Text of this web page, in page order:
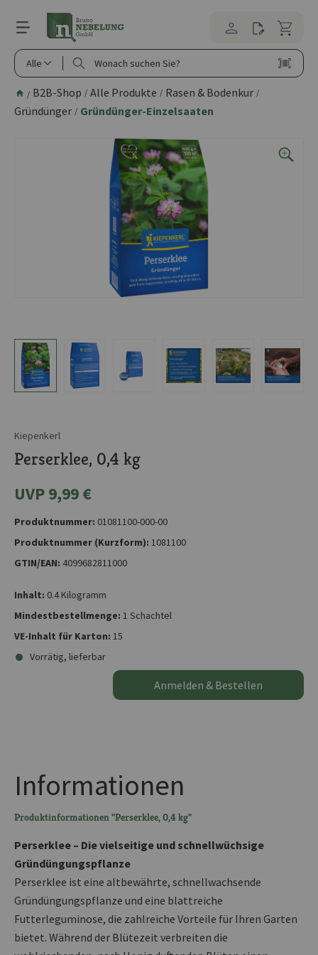
springen
Alle
/ B2B-Shop / Alle Produkte / Rasen & Bodenkur /
Gründünger / Gründünger-Einzelsaaten
Kiepenkerl
Perserklee, 0,4 kg
UVP 9,99 €
Produktnummer: 01081100-000-00
Produktnummer (Kurzform): 1081100
GTIN/EAN: 4099682811000
Inhalt: 0.4 Kilogramm
Mindestbestellmenge: 1 Schachtel
VE-Inhalt für Karton: 15
Vorrätig, lieferbar
Anmelden & Bestellen
Informationen
Produktinformationen "Perserklee, 0,4 kg"
Perserklee – Die vielseitige und schnellwüchsige
Gründüngungspflanze
Perserklee ist eine altbewährte, schnellwachsende
Gründüngungspflanze und eine blattreiche
Futterleguminose, die zahlreiche Vorteile für Ihren Garten
bietet. Während der Blütezeit verbreiten die